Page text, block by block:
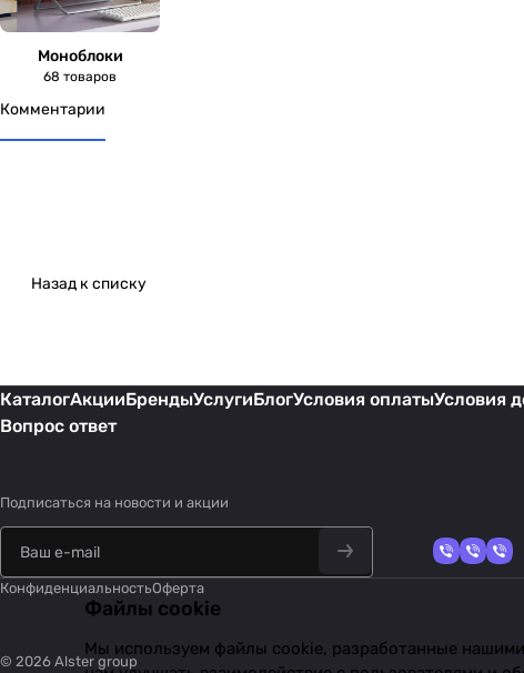
Моноблоки
68 товаров
Комментарии
Назад к списку
КаталогАкцииБрендыУслугиБлогУсловия оплатыУсловия
Вопрос ответ
Подписаться на новости и акции
КонфиденциальностьОферта
© 2026 Alster group
Файлы cookie
Мы используем файлы cookie, разработанные